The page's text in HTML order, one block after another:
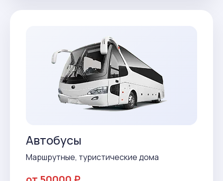
Автобусы
Маршрутные, туристические дома